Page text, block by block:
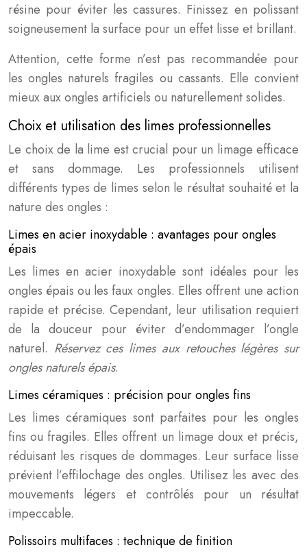
résine pour éviter les cassures. Finissez en polissant
soigneusement la surface pour un effet lisse et brillant.
Attention, cette forme n’est pas recommandée pour
les ongles naturels fragiles ou cassants. Elle convient
mieux aux ongles artificiels ou naturellement solides.
Choix et utilisation des limes professionnelles
Le choix de la lime est crucial pour un limage efficace
et sans dommage. Les professionnels utilisent
différents types de limes selon le résultat souhaité et la
nature des ongles :
Limes en acier inoxydable : avantages pour ongles
épais
Les limes en acier inoxydable sont idéales pour les
ongles épais ou les faux ongles. Elles offrent une action
rapide et précise. Cependant, leur utilisation requiert
de la douceur pour éviter d’endommager l’ongle
naturel. Réservez ces limes aux retouches légères sur
ongles naturels épais.
Limes céramiques : précision pour ongles fins
Les limes céramiques sont parfaites pour les ongles
fins ou fragiles. Elles offrent un limage doux et précis,
réduisant les risques de dommages. Leur surface lisse
prévient l’effilochage des ongles. Utilisez les avec des
mouvements légers et contrôlés pour un résultat
impeccable.
Polissoirs multifaces : technique de finition